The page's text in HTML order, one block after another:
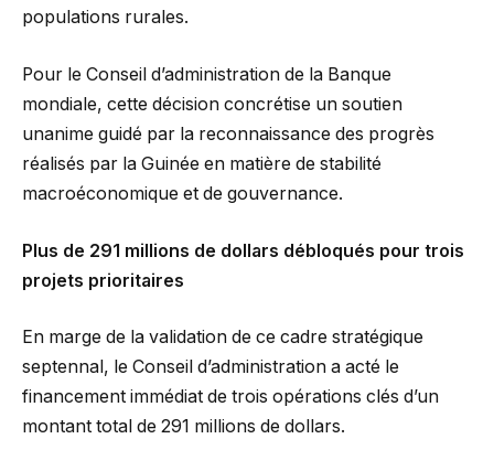
populations rurales.
Pour le Conseil d’administration de la Banque
mondiale, cette décision concrétise un soutien
unanime guidé par la reconnaissance des progrès
réalisés par la Guinée en matière de stabilité
macroéconomique et de gouvernance.
Plus de 291 millions de dollars débloqués pour trois
projets prioritaires
En marge de la validation de ce cadre stratégique
septennal, le Conseil d’administration a acté le
financement immédiat de trois opérations clés d’un
montant total de 291 millions de dollars.